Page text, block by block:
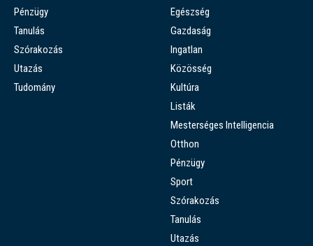
Pénzügy
Tanulás
Szórakozás
Utazás
Tudomány
Egészség
Gazdaság
Ingatlan
Közösség
Kultúra
Listák
Mesterséges Intelligencia
Otthon
Pénzügy
Sport
Szórakozás
Tanulás
Utazás